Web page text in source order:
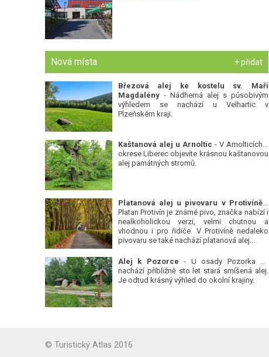
Nová místa + přidat
Březová alej ke kostelu sv. Maří
Magdalény- Nádherná alej s působivým
výhledem se nachází u Velhartic v
Plzeňském kraji.
Kaštanová alej u Arnoltic - V Arnolticích v
okrese Liberec objevíte krásnou kaštanovou
alej památných stromů.
Platanová alej u pivovaru v Protivíně-
Platan Protivín je známé pivo, značka nabízí i
nealkoholickou verzi, velmi chutnou a
vhodnou i pro řidiče. V Protivíně nedaleko
pivovaru se také nachází platanová alej...
Alej k Pozorce - U osady Pozorka se
nachází přibližně sto let stará smíšená alej.
Je odtud krásný výhled do okolní krajiny.
© Turistický Atlas 2016